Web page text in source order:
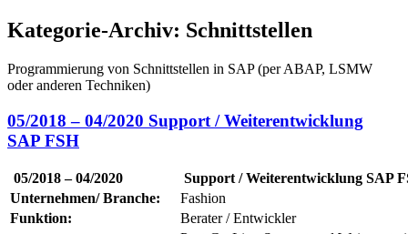
Kategorie-Archiv: Schnittstellen
Programmierung von Schnittstellen in SAP (per ABAP, LSMW
oder anderen Techniken)
05/2018 – 04/2020 Support / Weiterentwicklung
SAP FSH
05/2018 – 04/2020
Support / Weiterentwicklung SAP
Unternehmen/ Branche:
Fashion
Funktion:
Berater / Entwickler